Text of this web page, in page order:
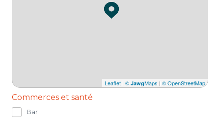
Leaflet | © JawgMaps | © OpenStreetMap
Commerces et santé
Bar